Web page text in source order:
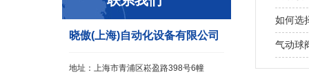
晓傲(上海)自动化设备有限公司
地址：上海市青浦区崧盈路398号6幢
如何选
气动球